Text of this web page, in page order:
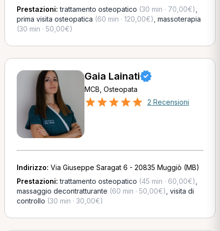
Prestazioni:trattamento osteopatico (30 min · 70,00€)
prima visita osteopatica (60 min · 120,00€) massoterapia
(30 min · 50,00€)
Gaia Lainati
MCB, Osteopata
2 Recensioni
Indirizzo: Via Giuseppe Saragat 6 - 20835 Muggiò (MB)
Prestazioni:trattamento osteopatico (45 min · 60,00€)
massaggio decontratturante (60 min · 50,00€) visita di
controllo (30 min · 30,00€)